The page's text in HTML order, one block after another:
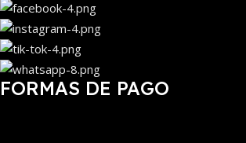
FORMAS DE PAGO